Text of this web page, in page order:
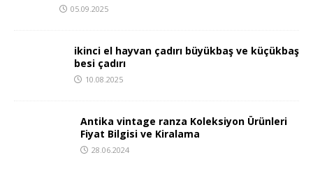
05.09.2025
ikinci el hayvan çadırı büyükbaş ve küçükbaş
besi çadırı
10.08.2025
Antika vintage ranza Koleksiyon Ürünleri
Fiyat Bilgisi ve Kiralama
28.06.2024